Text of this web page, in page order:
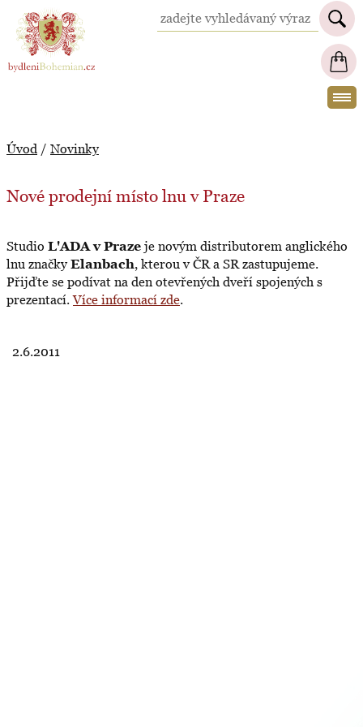
BydleniBohemian.cz
Úvod / Novinky
Nové prodejní místo lnu v Praze
Studio L'ADA v Praze je novým distributorem anglického
lnu značkyElanbach, kterou v ČR a SR zastupujeme.
Přijďte se podívat na den otevřených dveří spojených s
prezentací.Více informací zde.
2.6.2011